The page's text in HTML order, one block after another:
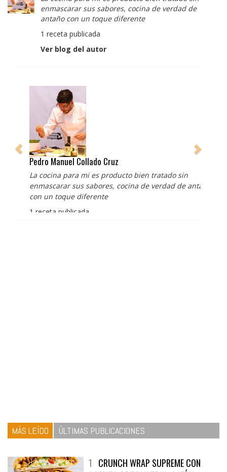
enmascarar sus sabores, cocina de verdad de
antaño con un toque diferente
1 receta publicada
Ver blog del autor
Pedro Manuel Collado Cruz
La cocina para mi es producto bien tratado sin
enmascarar sus sabores, cocina de verdad de antaño
con un toque diferente
1 receta publicada